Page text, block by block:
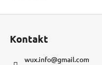
Kontakt
wux.info@gmail.com